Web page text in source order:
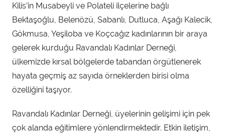
t
a
a
f
ı
a
n
Kilis’in Musabeyli ve Polateli ilçelerine bağlı
Bektaşoğlu, Belenözü, Sabanlı, Dutluca, Aşağı Kalecik,
Gökmusa, Yeşiloba ve Koçcağız kadınlarının bir araya
gelerek kurduğu Ravandalı Kadınlar Derneği,
ülkemizde kırsal bölgelerde tabandan örgütlenerek
hayata geçmiş az sayıda örneklerden birisi olma
özelliğini taşıyor.
Ravandalı Kadınlar Derneği, üyelerinin gelişimi için pek
çok alanda eğitimlere yönlendirmektedir. Etkin iletişim,